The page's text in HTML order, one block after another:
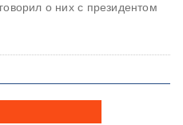
о них с президентом